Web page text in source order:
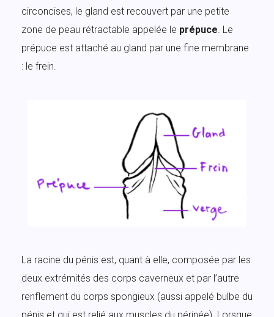
circoncises, le gland est recouvert par une petite
zone de peau rétractable appelée le prépuce. Le
prépuce est attaché au gland par une fine membrane
: le frein.
La racine du pénis est, quant à elle, composée par les
deux extrémités des corps caverneux et par l’autre
renflement du corps spongieux (aussi appelé bulbe du